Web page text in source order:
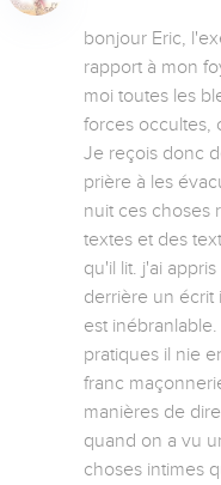
bonjour Eric,
rapport à mon
moi toutes les
forces occultes,
Je reçois donc
prière à les
nuit ces choses
textes et des
qu'il lit. j'ai
derrière un écrit
est
pratiques il nie
franc
manières de
quand on a vu
choses intimes